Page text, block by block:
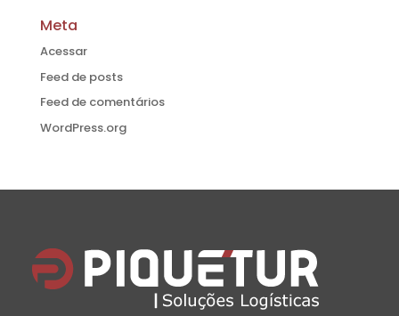
Meta
Acessar
Feed de posts
Feed de comentários
WordPress.org